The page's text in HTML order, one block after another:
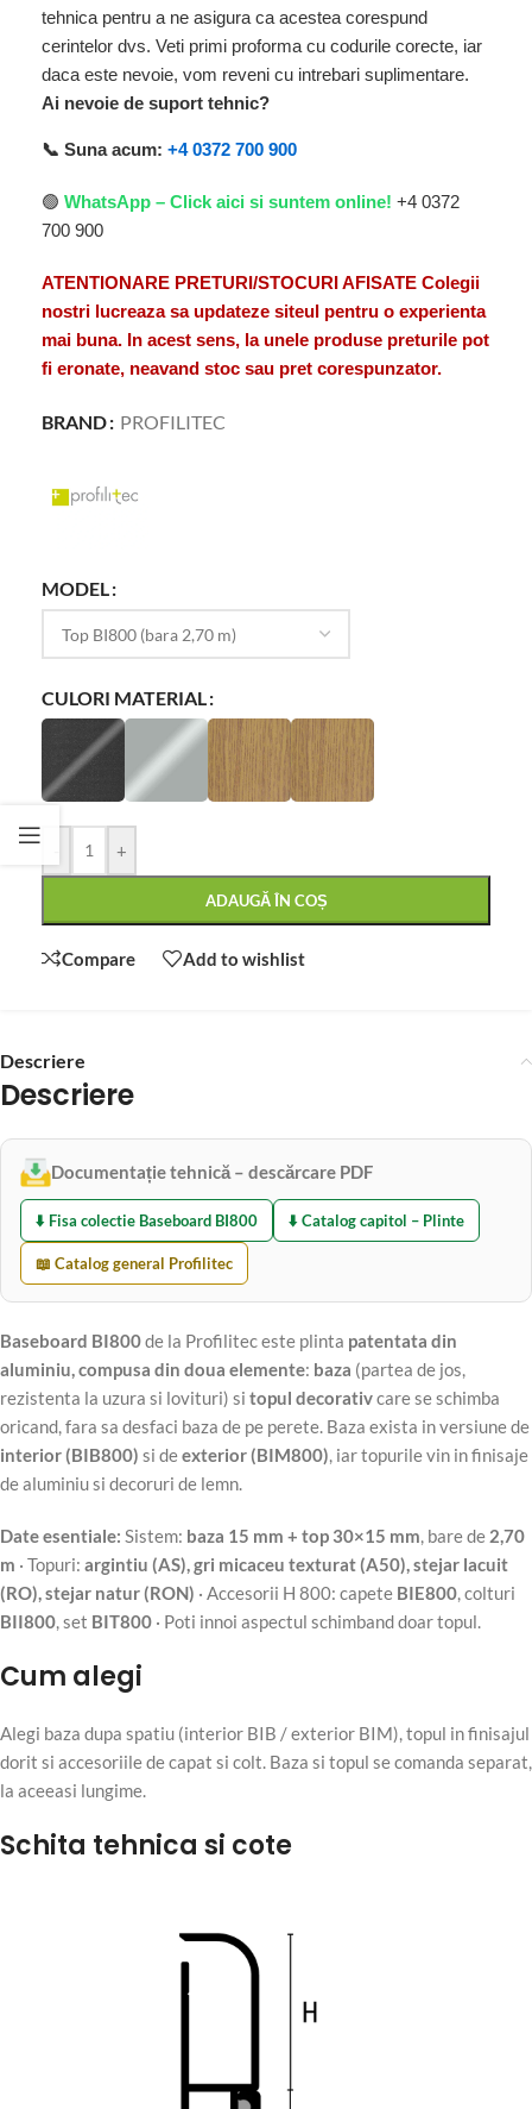
tehnica pentru a ne asigura ca acestea corespund
cerintelor dvs. Veti primi proforma cu codurile corecte, iar
daca este nevoie, vom reveni cu intrebari suplimentare.
Ai nevoie de suport tehnic?
📞 Suna acum: +4 0372 700 900
🟢 WhatsApp – Click aici si suntem online! +4 0372
700 900
ATENTIONARE PRETURI/STOCURI AFISATE Colegii
nostri lucreaza sa updateze siteul pentru o experienta
mai buna. In acest sens, la unele produse preturile pot
fi eronate, neavand stoc sau pret corespunzator.
BRAND PROFILITEC
MODEL
CULORI MATERIAL
+
ADAUGĂ ÎN COȘ
Compare Add to wishlist
Descriere
Descriere
Documentație tehnică – descărcare PDF
⬇️ Fisa colectie Baseboard BI800 ⬇️ Catalog capitol – Plinte
📖 Catalog general Profilitec
Baseboard BI800de la Profilitec este plinta patentata din
aluminiu, compusa din doua elemente: baza (partea de jos,
rezistenta la uzura si lovituri) si topul decorativcare se schimba
oricand, fara sa desfaci baza de pe perete. Baza exista in versiune de
interior (BIB800) si deexterior (BIM800), iar topurile vin in finisaje
de aluminiu si decoruri de lemn.
Date esentiale: Sistem: baza 15 mm + top 30×15 mm, bare de 2,70
m · Topuri: argintiu (AS), gri micaceu texturat (A50), stejar lacuit
(RO), stejar natur (RON) · Accesorii H 800: capete BIE800, colturi
BII800, set BIT800 · Poti innoi aspectul schimband doar topul.
Cum alegi
Alegi baza dupa spatiu (interior BIB / exterior BIM), topul in finisajul
dorit si accesoriile de capat si colt. Baza si topul se comanda separat,
la aceeasi lungime.
Schita tehnica si cote